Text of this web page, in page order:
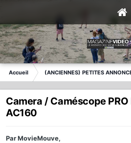
Accueil (ANCIENNES) PETITES
Camera / Caméscope
AC160
ParMovieMouve,